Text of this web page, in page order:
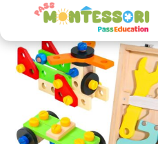
Boîte à outils en
éducatif pour